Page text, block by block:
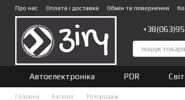
Перейти до основного контенту
Про нас Оплата і доставка Обмін та повернення
Автоелектроніка PDR
Головна Каталог Розпродаж